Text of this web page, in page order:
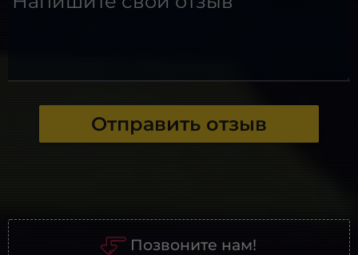
Отправить отзыв
Позвоните нам!